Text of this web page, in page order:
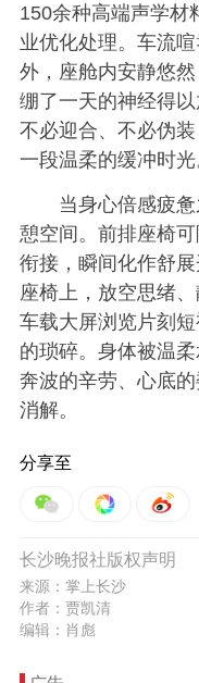
150余种高端声学材
业优化处理。车流
外，座舱内安静悠
绷了一天的神经得
不必迎合、不必伪
一段温柔的缓冲时光
当身心倍感疲
憩空间。前排座椅
衔接，瞬间化作舒
座椅上，放空思绪
车载大屏浏览片刻
的琐碎。身体被温
奔波的辛劳、心底
消解。
分享至
长沙晚报社版权声明
来源：掌上长沙
作者：贾凯清
编辑：肖彪